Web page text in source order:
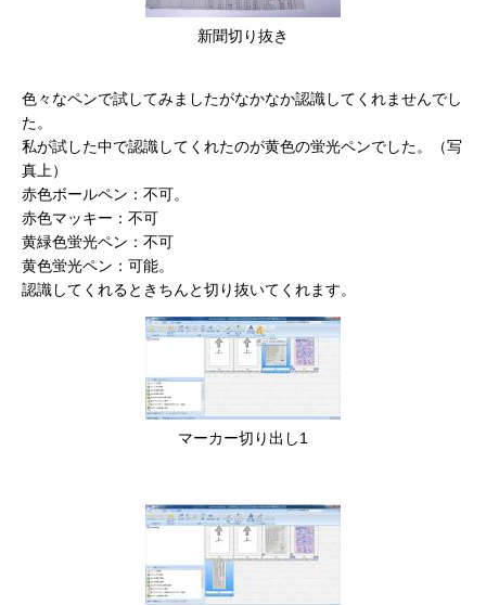
新聞切り抜き
色々なペンで試してみましたがなかなか認識してくれませんでし
た。
私が試した中で認識してくれたのが黄色の蛍光ペンでした。（写
真上）
赤色ボールペン：不可。
赤色マッキー：不可
黄緑色蛍光ペン：不可
黄色蛍光ペン：可能。
認識してくれるときちんと切り抜いてくれます。
マーカー切り出し1